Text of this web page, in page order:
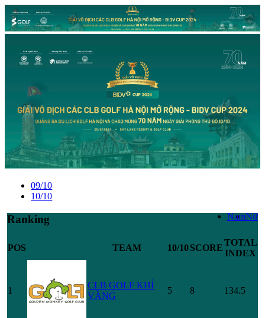
09/10
10/10
Nữ
Nam
Ranking
POS TEAM 10/10SCORE
TOTAL
INDEX
1
CLB GOLF KHỈ
VÀNG
5 8 134.5